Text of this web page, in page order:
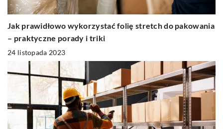
Jak prawidłowo wykorzystać folię stretch do pakowania
– praktyczne porady i triki
24 listopada 2023